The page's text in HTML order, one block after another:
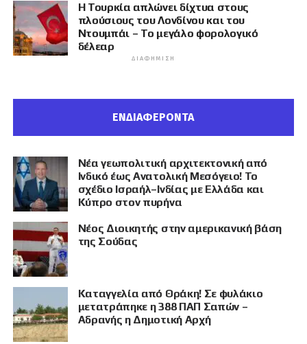
Η Τουρκία απλώνει δίχτυα στους
πλούσιους του Λονδίνου και του
Ντουμπάι – Το μεγάλο φορολογικό
δέλεαρ
ΔΙΑΦΉΜΙΣΗ
ΕΝΔΙΑΦΕΡΟΝΤΑ
Νέα γεωπολιτική αρχιτεκτονική από
Ινδικό έως Ανατολική Μεσόγειο! Το
σχέδιο Ισραήλ–Ινδίας με Ελλάδα και
Κύπρο στον πυρήνα
Νέος Διοικητής στην αμερικανική βάση
της Σούδας
Καταγγελία από Θράκη! Σε φυλάκιο
μετατράπηκε η 388 ΠΑΠ Σαπών –
Αδρανής η Δημοτική Αρχή